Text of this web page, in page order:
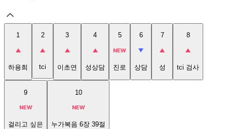
1
하용희
2
tci
3
이초연
4
성상담
5
진로
6
상담
7
성
8
tci 검사
9
걸리고 싶은
10
누가복음 6장 39절